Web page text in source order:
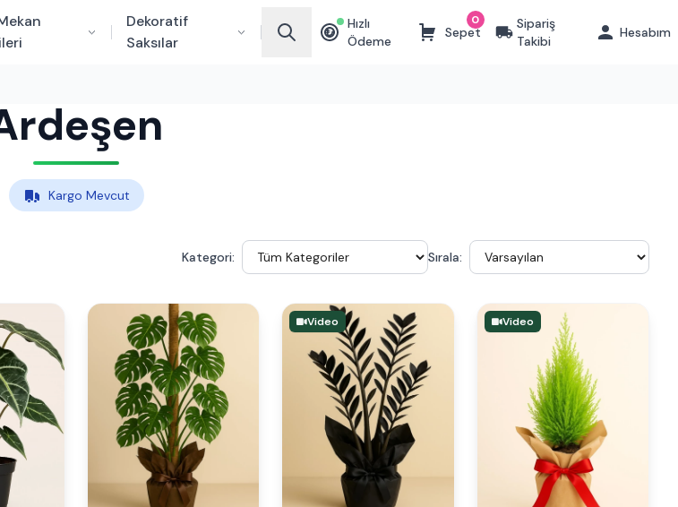
Dekoratif
Saksılar
₺
Hızlı
Ödeme
Sepet
0
Sipariş
Takibi
Hesabım
Kargo Mevcut
Kategori: Sırala:
Video Video